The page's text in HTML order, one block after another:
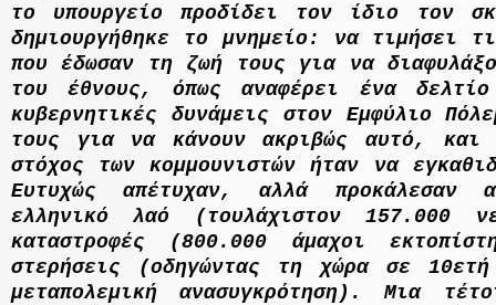
το υπουργείο προδίδει τον ίδιο τον
δηµιουργήθηκε το µνηµείο: να τιµήσει
που έδωσαν τη ζωή τους για να
του έθνους, όπως αναφέρει ένα
κυβερνητικές δυνάµεις στον Εµφύλιο
τους για να κάνουν ακριβώς αυτό,
στόχος των κοµµουνιστών ήταν να
Ευτυχώς απέτυχαν, αλλά προκάλεσαν
ελληνικό λαό (τουλάχιστον 157.000
καταστροφές (800.000 άµαχοι
στερήσεις (οδηγώντας τη χώρα σε 10ετή
µεταπολεµική ανασυγκρότηση). Μια